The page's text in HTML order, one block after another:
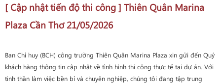
[ Cập nhật tiến độ thi công ] Thiên Quân Marina
Plaza Cần Thơ 21/05/2026
Ban Chỉ huy (BCH) công trường Thiên Quân Marina Plaza xin gửi đến Quý
khách hàng thông tin cập nhật về tình hình thi công thực tế tại dự án. Với
tinh thần làm việc bền bỉ và chuyên nghiệp, chúng tôi đang tập trung